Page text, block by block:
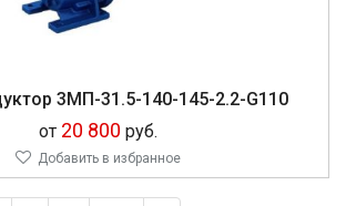
3МП-31.5-140-145-2.2-G110
от 20 800 руб.
Добавить в избранное